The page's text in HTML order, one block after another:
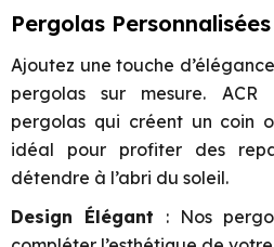
Pergolas
Ajoutez une touche
pergolas sur mesure. ACR
pergolas qui créent un coin
idéal pour profiter des
détendre à l’abri du soleil.
Design Élégant : Nos